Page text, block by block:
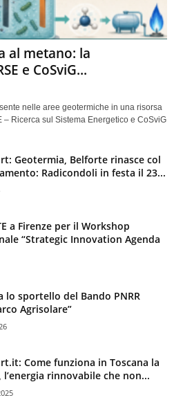
al metano: la
e CoSviG...
nelle aree geotermiche in una risorsa
Ricerca sul Sistema Energetico e CoSviG
Geotermia, Belforte rinasce col
Radicondoli in festa il 23...
a Firenze per il Workshop
“Strategic Innovation Agenda
lo sportello del Bando PNRR
Agrisolare”
Come funziona in Toscana la
rinnovabile che non...